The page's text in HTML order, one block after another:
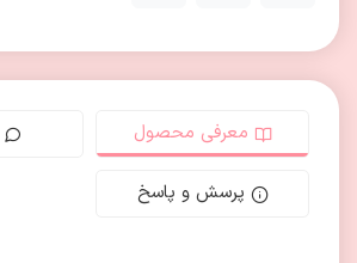
معرفی محصول
پرسش و پاسخ